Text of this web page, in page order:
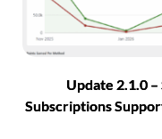
Update 2.1.0
Subscriptions